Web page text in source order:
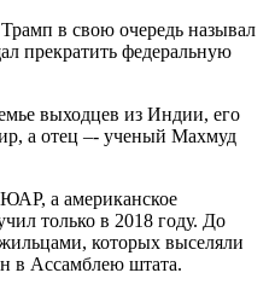
в свою очередь называл
прекратить федеральную
выходцев из Индии, его
а отец –- ученый Махмуд
а американское
только в 2018 году. До
которых выселяли
в Ассамблею штата.